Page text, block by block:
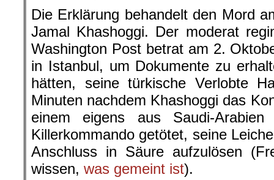
Die Erklärung behandelt den Mord
Jamal Khashoggi. Der moderat
Washington Post betrat am 2.
in Istanbul, um Dokumente zu
hätten, seine türkische Verlobte
Minuten nachdem Khashoggi das
einem eigens aus Saudi-Arabien
Killerkommando getötet, seine
Anschluss in Säure aufzulösen
wissen, was gemeint ist).